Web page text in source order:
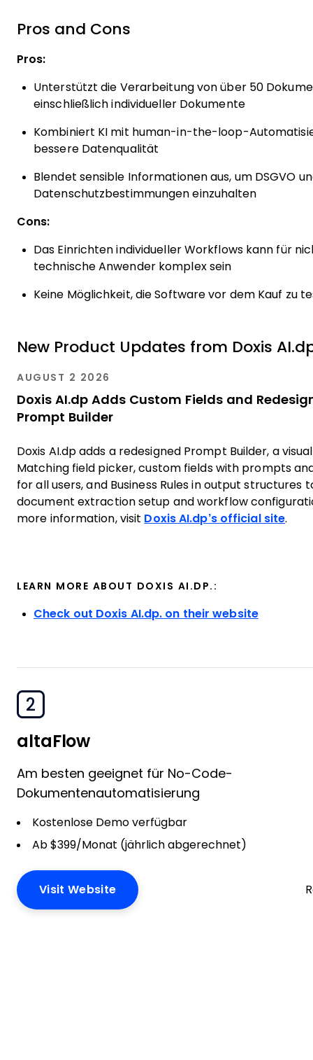
Pros and Cons
Pros:
Unterstützt die Verarbeitung von über 50
einschließlich individueller Dokumente
Kombiniert KI mit human-in-the-loop-
bessere Datenqualität
Blendet sensible Informationen aus, um DSGVO
Datenschutzbestimmungen einzuhalten
Cons:
Das Einrichten individueller Workflows kann für
technische Anwender komplex sein
Keine Möglichkeit, die Software vor dem Kauf zu
New Product Updates from Doxis
AUGUST 2 2026
Doxis AI.dp Adds Custom Fields and
Prompt Builder
Doxis AI.dp adds a redesigned Prompt Builder, a
Matching field picker, custom fields with prompts
for all users, and Business Rules in output structures
document extraction setup and workflow
more information, visit Doxis AI.dp’s official site.
LEARN MORE ABOUT DOXIS AI.DP.:
Check out Doxis AI.dp. on their website
2
altaFlow
Am besten geeignet für No-Code-
Dokumentenautomatisierung
Kostenlose Demo verfügbar
Ab $399/Monat (jährlich abgerechnet)
Visit Website